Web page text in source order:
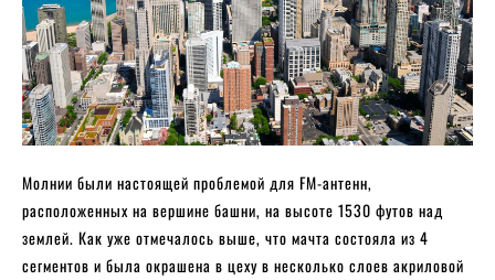
Молнии были настоящей проблемой для FM-антенн,
расположенных на вершине башни, на высоте 1530 футов над
землей. Как уже отмечалось выше, что мачта состояла из 4
сегментов и была окрашена в цеху в несколько слоев акриловой